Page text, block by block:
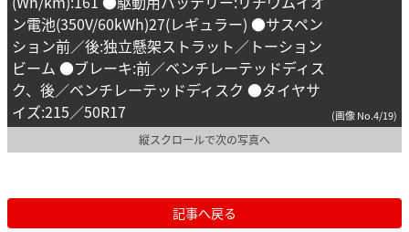
ン電池(350V/60kWh)27(レギュラー) ●サスペン
ション前／後:独立懸架ストラット／トーション
ビーム ●ブレーキ:前／ベンチレーテッドディス
ク、後／ベンチレーテッドディスク ●タイヤサ
イズ:215／50R17
(画像 No.4/19)
縦スクロールで次の写真へ
記事へ戻る